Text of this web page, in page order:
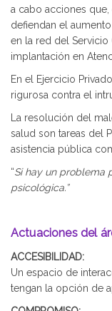
a cabo acciones que,
defiendan el
en la red del Servicio
implantación en
En el Ejercicio
rigurosa contra el
La resolución del
salud son tareas del
asistencia pública
“Si hay un problema
psicológica.”
Actuaciones del
ACCESIBILIDAD:
Un espacio de
tengan la opción de